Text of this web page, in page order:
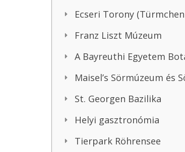
Ecseri Torony
Franz Liszt Múzeum
A Bayreuthi Egyetem
Maisel’s Sörmúzeum és
St. Georgen Bazilika
Helyi gasztronómia
Tierpark Röhrensee